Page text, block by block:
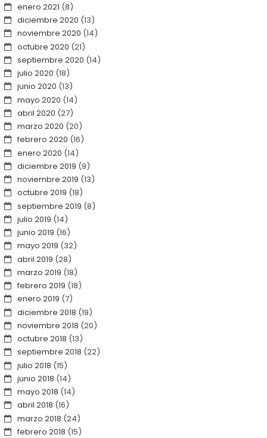
enero 2021 (8)
diciembre 2020 (13)
noviembre 2020 (14)
octubre 2020 (21)
septiembre 2020 (14)
julio 2020 (18)
junio 2020 (13)
mayo 2020 (14)
abril 2020 (27)
marzo 2020 (20)
febrero 2020 (16)
enero 2020 (14)
diciembre 2019 (9)
noviembre 2019 (13)
octubre 2019 (18)
septiembre 2019 (8)
julio 2019 (14)
junio 2019 (16)
mayo 2019 (32)
abril 2019 (28)
marzo 2019 (18)
febrero 2019 (18)
enero 2019 (7)
diciembre 2018 (19)
noviembre 2018 (20)
octubre 2018 (13)
septiembre 2018 (22)
julio 2018 (15)
junio 2018 (14)
mayo 2018 (14)
abril 2018 (16)
marzo 2018 (24)
febrero 2018 (15)